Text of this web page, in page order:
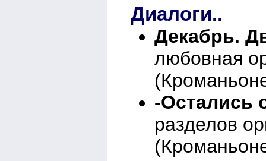
Диалоги..
Декабрь.
любовная
-Остались
разделов